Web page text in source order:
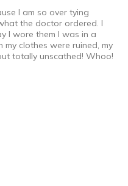
I am so over tying
the doctor ordered. I
I wore them I was in a
clothes were ruined, my
totally unscathed! Whoo!